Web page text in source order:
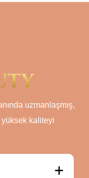
uzmanlaşmış,
yüksek kaliteyi